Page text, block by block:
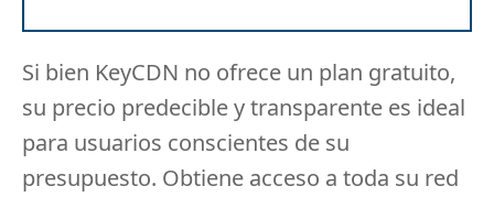
Si bien KeyCDN no ofrece un plan gratuito,
su precio predecible y transparente es ideal
para usuarios conscientes de su
presupuesto. Obtiene acceso a toda su red